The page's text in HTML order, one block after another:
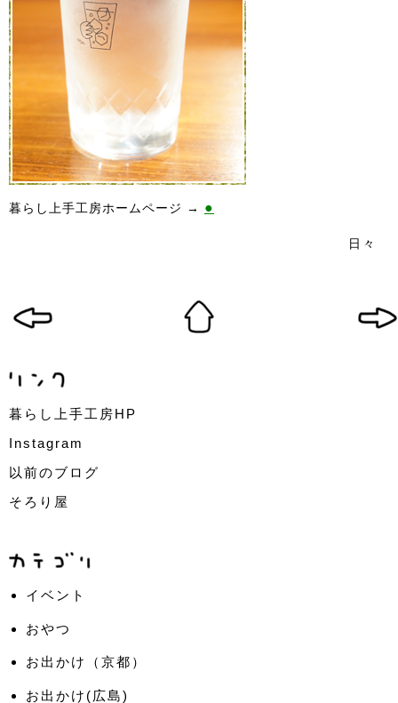
暮らし上手工房ホームページ → ●
日々
暮らし上手工房HP
Instagram
以前のブログ
そろり屋
イベント
おやつ
お出かけ（京都）
お出かけ(広島)